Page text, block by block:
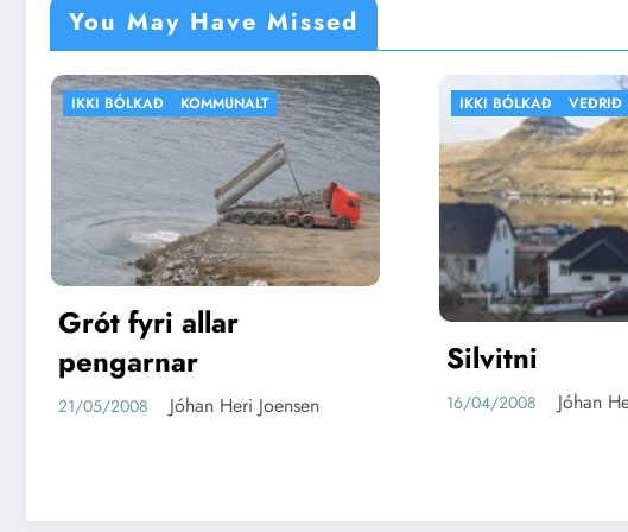
You May Have Missed
IKKI BÓLKAÐ VEÐRIÐ
Silvitni
16/04/2008 Jóhan Heri Joensen
IKKI
SKÚLI OG
23/03/